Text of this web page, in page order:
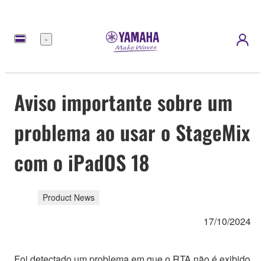
Menu
Aviso importante sobre um
problema ao usar o StageMix
com o iPadOS 18
Product News
17/10/2024